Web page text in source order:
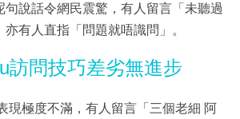
句說話令網民震驚，有人留言「未聽過
有人直指「問題就唔識問」。
訪問技巧差劣無進步
現極度不滿，有人留言「三個老細 阿